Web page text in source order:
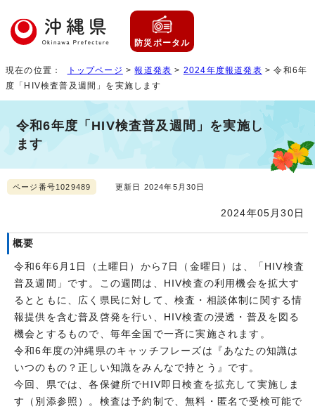
防災ポータル
現在の位置： トップページ >報道発表 > 2024年度報道発表 > 令和6年
度「HIV検査普及週間」を実施します
令和6年度「HIV検査普及週間」を実施し
ます
ページ番号1029489 更新日 2024年5月30日
2024年05月30日
概要
令和6年6月1日（土曜日）から7日（金曜日）は、「HIV検査
普及週間」です。この週間は、HIV検査の利用機会を拡大す
るとともに、広く県民に対して、検査・相談体制に関する情
報提供を含む普及啓発を行い、HIV検査の浸透・普及を図る
機会とするもので、毎年全国で一斉に実施されます。
令和6年度の沖縄県のキャッチフレーズは『あなたの知識は
いつのもの？正しい知識をみんなで持とう』です。
今回、県では、各保健所でHIV即日検査を拡充して実施しま
す（別添参照）。検査は予約制で、無料・匿名で受検可能で